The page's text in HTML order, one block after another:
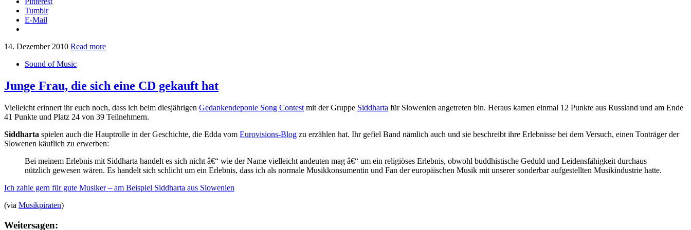
Tumblr
E-Mail
14. Dezember 2010 Read more
Sound of Music
Junge Frau, die sich eine CD gekauft hat
Vielleicht erinnert ihr euch noch, dass ich beim diesjährigen Gedankendeponie Song Contest mit der Gruppe Siddharta für Slowenien angetreten bin. Heraus kamen einmal 12 Punkte aus Russland und am Ende
41 Punkte und Platz 24 von 39 Teilnehmern.
Siddharta spielen auch die Hauptrolle in der Geschichte, die Edda vom Eurovisions-Blog zu erzählen hat. Ihr gefiel Band nämlich auch und sie beschreibt ihre Erlebnisse bei dem Versuch, einen Tonträger der
Slowenen käuflich zu erwerben:
Bei meinem Erlebnis mit Siddharta handelt es sich nicht â€“ wie der Name vielleicht andeuten mag â€“ um ein religiöses Erlebnis, obwohl buddhistische Geduld und Leidensfähigkeit durchaus
nützlich gewesen wären. Es handelt sich schlicht um ein Erlebnis, dass ich als normale Musikkonsumentin und Fan der europäischen Musik mit unserer sonderbar aufgestellten Musikindustrie hatte.
Ich zahle gern für gute Musiker – am Beispiel Siddharta aus Slowenien
(via Musikpiraten)
Weitersagen: